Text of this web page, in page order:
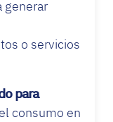
generar
o servicios
para
consumo en